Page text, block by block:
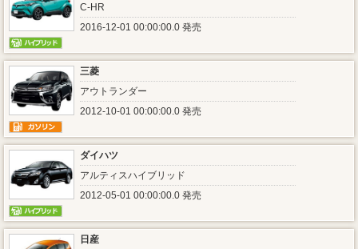
C-HR
2016-12-01 00:00:00.0 発売
三菱
アウトランダー
2012-10-01 00:00:00.0 発売
ダイハツ
アルティスハイブリッド
2012-05-01 00:00:00.0 発売
日産